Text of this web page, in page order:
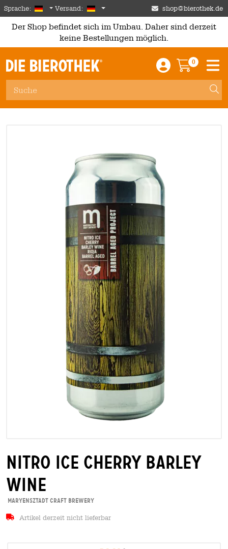
Skip to main content
Sprache: German
Versand: Deutschland shop@bierothek.de
Der Shop befindet sich im Umbau. Daher sind derzeit
keine Bestellungen möglich.
Einloggen /
0
nitro ice cherry barley
wine
Maryensztadt Craft Brewery
Artikel derzeit nicht lieferbar